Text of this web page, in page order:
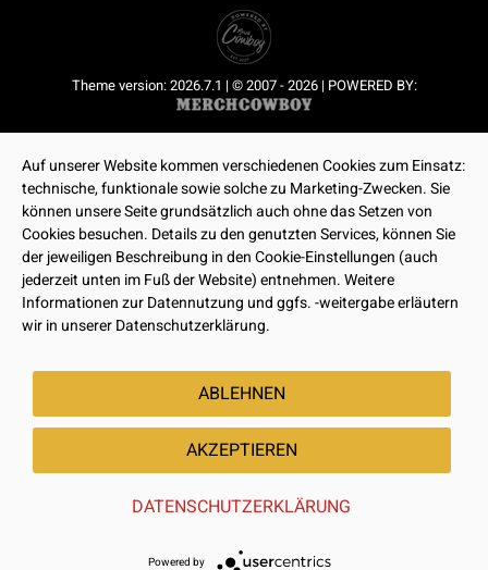
Theme version: 2026.7.1 | © 2007 - 2026 | POWERED BY:
Auf unserer Website kommen verschiedenen Cookies zum Einsatz:
technische, funktionale sowie solche zu Marketing-Zwecken. Sie
können unsere Seite grundsätzlich auch ohne das Setzen von
Cookies besuchen. Details zu den genutzten Services, können Sie
der jeweiligen Beschreibung in den Cookie-Einstellungen (auch
jederzeit unten im Fuß der Website) entnehmen. Weitere
Informationen zur Datennutzung und ggfs. -weitergabe erläutern
wir in unserer Datenschutzerklärung.
ABLEHNEN
AKZEPTIEREN
DATENSCHUTZERKLÄRUNG
Powered by